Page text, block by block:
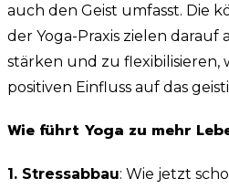
auch den Geist umfasst. Die
der Yoga-Praxis zielen darauf
stärken und zu flexibilisieren,
positiven Einfluss auf das
Wie führt Yoga zu mehr
1. Stressabbau: Wie jetzt